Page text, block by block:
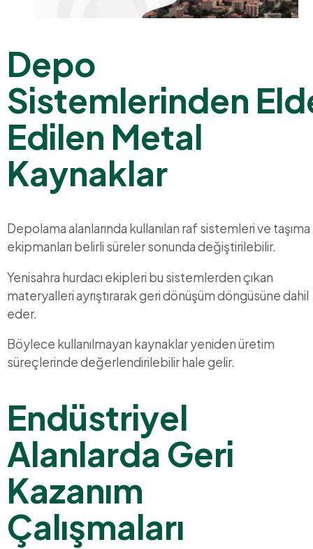
Depo
Sistemlerinden
Edilen Metal
Kaynaklar
Depolama alanlarında kullanılan raf sistemleri ve taşıma
ekipmanları belirli süreler sonunda değiştirilebilir.
Yenisahra hurdacı ekipleri bu sistemlerden çıkan
materyalleri ayrıştırarak geri dönüşüm döngüsüne dahil
eder.
Böylece kullanılmayan kaynaklar yeniden üretim
süreçlerinde değerlendirilebilir hale gelir.
Endüstriyel
Alanlarda Geri
Kazanım
Çalışmaları